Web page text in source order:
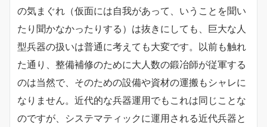
の気まぐれ（仮面には自我があって、いうことを聞い
たり聞かなかったりする）は抜きにしても、巨大な人
型兵器の扱いは普通に考えても大変です。以前も触れ
た通り、整備補修のために大人数の鍛冶師が従軍する
のは当然で、そのための設備や資材の運搬もシャレに
なりません。近代的な兵器運用でもこれは同じことな
のですが、システマティックに運用される近代兵器と